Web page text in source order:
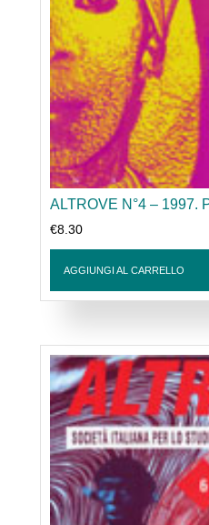
ALTROVE N°4 – 1997.
€8.30
AGGIUNGI AL CARRELLO